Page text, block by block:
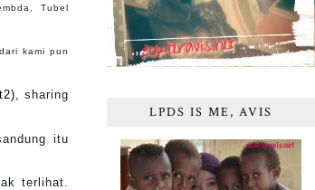
Tubel
kami pun
, sharing
itu
terlihat.
LPDS IS ME, AVIS